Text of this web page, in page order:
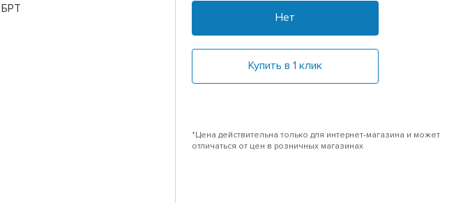
БРТ
Нет
Купить в 1 клик
*Цена действительна только для интернет-магазина и может
отличаться от цен в розничных магазинах